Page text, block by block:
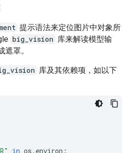
提示语法来定位图片中对象所
big_vision 库来解读模型输
罩。
库及其依赖项，如以下
in os . environ :